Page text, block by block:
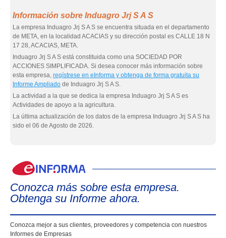
Información sobre Induagro Jrj S A S
La empresa Induagro Jrj S A S se encuentra situada en el departamento
de META, en la localidad ACACIAS y su dirección postal es CALLE 18 N
17 28, ACACIAS, META.
Induagro Jrj S A S está constituida como una SOCIEDAD POR
ACCIONES SIMPLIFICADA. Si desea conocer más información sobre
esta empresa, regístrese en eInforma y obtenga de forma gratuita su
Informe Ampliado de Induagro Jrj S A S.
La actividad a la que se dedica la empresa Induagro Jrj S A S es
Actividades de apoyo a la agricultura.
La última actualización de los datos de la empresa Induagro Jrj S A S ha
sido el 06 de Agosto de 2026.
Conozca más sobre esta empresa.
Obtenga su Informe ahora.
Conozca mejor a sus clientes, proveedores y competencia con nuestros
Informes de Empresas